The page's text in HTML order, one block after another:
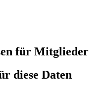
für Mitglieder
diese Daten